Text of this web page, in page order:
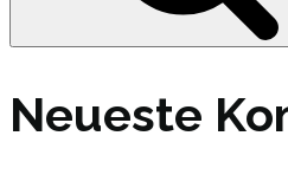
Neueste